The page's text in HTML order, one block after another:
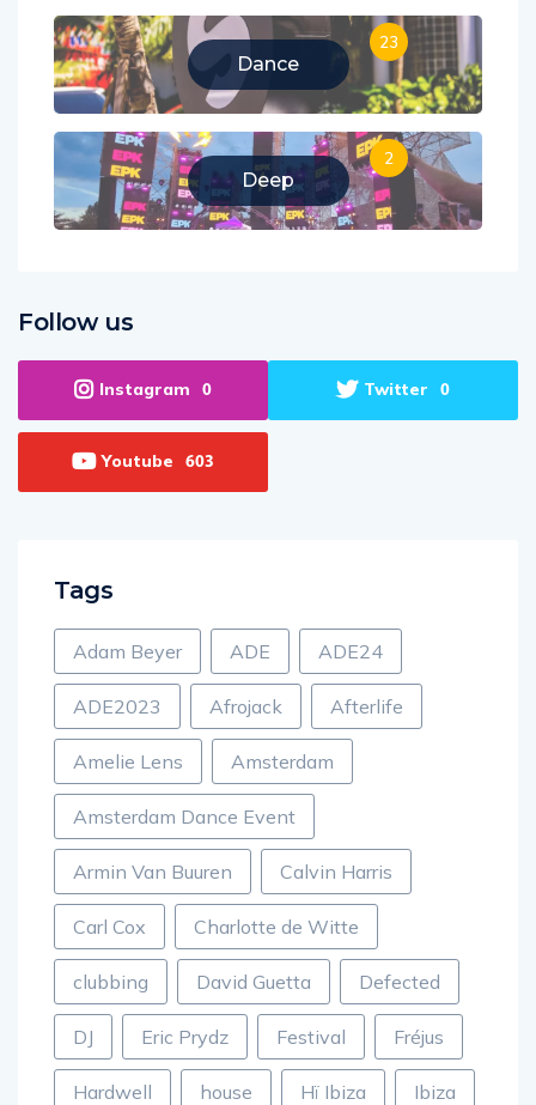
Dance
23
Deep
2
Follow us
Instagram 0 Twitter 0
Youtube 603
Tags
Adam Beyer ADE ADE24
ADE2023 Afrojack Afterlife
Amelie Lens Amsterdam
Amsterdam Dance Event
Armin Van Buuren Calvin Harris
Carl Cox Charlotte de Witte
clubbing David Guetta Defected
DJ Eric Prydz Festival Fréjus
Hardwell house Hï Ibiza Ibiza